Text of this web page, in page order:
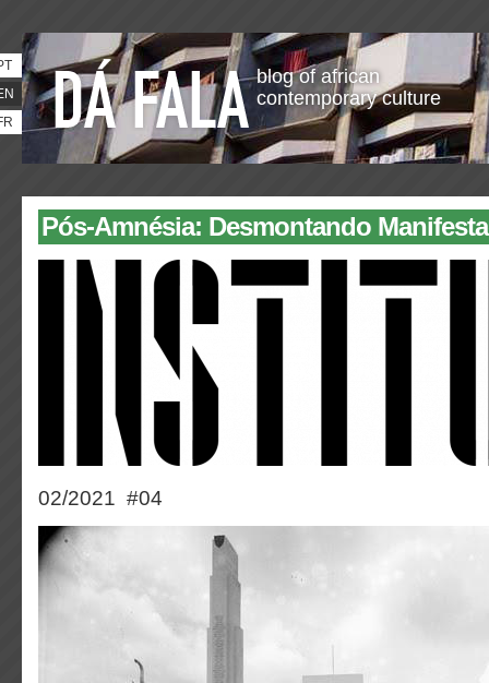
blog of african
contemporary culture
Pós-Amnésia: Desmontando
02/2021 #04